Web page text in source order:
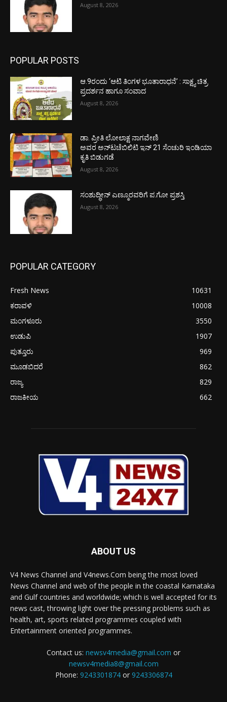
August 8, 2026
POPULAR POSTS
ಆ.9ರಂದು ‘ಆಟಿ ತಿಂಗಳ ಭೂತಾರಾಧನೆ’ : ಸಾಕ್ಷ್ಯ ಚಿತ್ರ
ಪ್ರದರ್ಶನ ಹಾಗೂ ಸಂವಾದ
August 8, 2026
ಡಾ. ಪ್ರೀತಿ ಲೋಲಾಕ್ಷ ನಾಗವೇಣಿ
ಅವರ ಅನ್‌ಟಚೆಬಿಲಿಟಿ ಇನ್ 21 ಸೆಂಚುರಿ ಇಂಡಿಯಾ
ಕೃತಿ ಬಿಡುಗಡೆ
August 8, 2026
ಸಂಶುದ್ಧೀನ್ ಎಣ್ಮೂರವರಿಗೆ ಪ.ಗೋ ಪ್ರಶಸ್ತಿ
August 8, 2026
POPULAR CATEGORY
Fresh News
10631
ಕರಾವಳಿ
10008
ಮಂಗಳೂರು
3550
ಉಡುಪಿ
1907
ಪುತ್ತೂರು
969
ಮೂಡಬಿದರೆ
862
ರಾಜ್ಯ
829
ರಾಜಕೀಯ
662
ABOUT US
V4 News Channel and V4news.Com being the most loved
News Channel and web of the people in the coastal Karnataka
and Gulf countries and worldwide; which is well accepted for its
news cast, throwing light over the pressing problems such as
health, art, sports related programmes coupled with
Entertainment oriented programmes.
Contact us: newsv4media@gmail.com or
newsv4media8@gmail.com
Phone: 9243301874or 9243306874